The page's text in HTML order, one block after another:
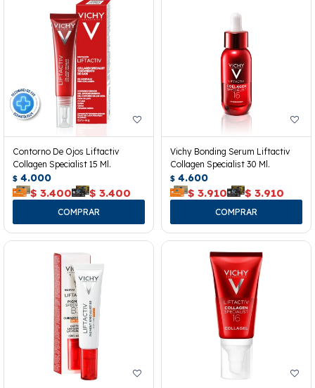
Contorno De Ojos Liftactiv
Collagen Specialist 15 Ml.
$ 4.000
$ 3.400 $ 3.400
Vichy Bonding Serum Liftactiv
Collagen Specialist 30 Ml.
$ 4.600
$ 3.910 $ 3.910